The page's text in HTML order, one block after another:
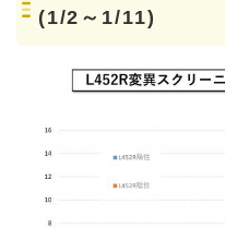
(1/2～1/11)